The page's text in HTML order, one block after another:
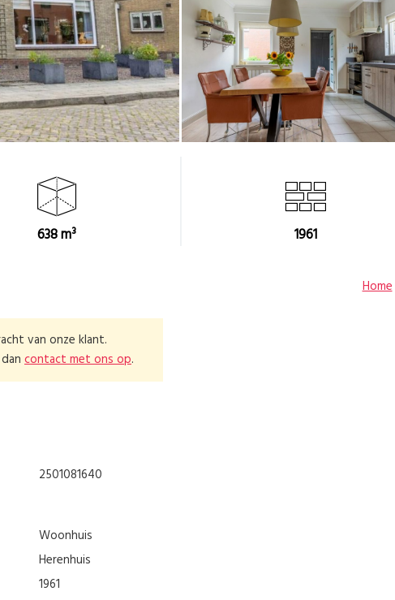
638 m³ 1961
Home
van onze klant.
contact met ons op.
2501081640
woonhuis
herenhuis
1961